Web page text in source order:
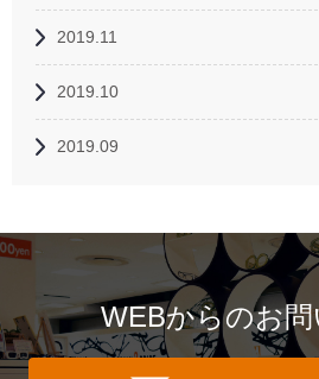
2019.11
2019.10
2019.09
WEBからのお